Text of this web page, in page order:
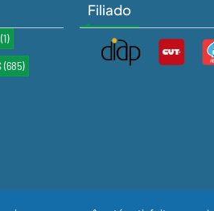
(1)
(685)
Filiado